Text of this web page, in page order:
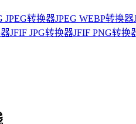
JPEG转换器JPEG WEBP转换器
JFIF JPG转换器JFIF PNG转换